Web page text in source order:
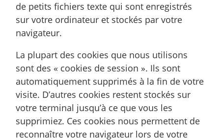
de petits fichiers texte qui sont enregistrés
sur votre ordinateur et stockés par votre
navigateur.
La plupart des cookies que nous utilisons
sont des « cookies de session ». Ils sont
automatiquement supprimés à la fin de votre
visite. D’autres cookies restent stockés sur
votre terminal jusqu’à ce que vous les
supprimiez. Ces cookies nous permettent de
reconnaître votre navigateur lors de votre